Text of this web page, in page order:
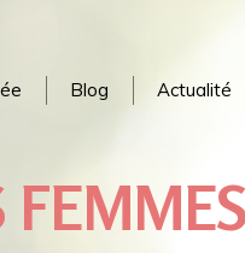
Blog Actualité
FEMMES